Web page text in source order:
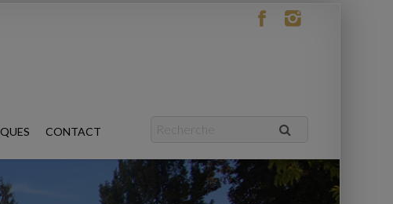
CONTACT